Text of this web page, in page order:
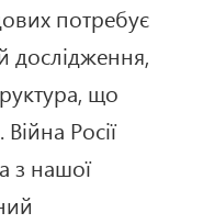
потребує
дослідження,
що
Росії
з нашої